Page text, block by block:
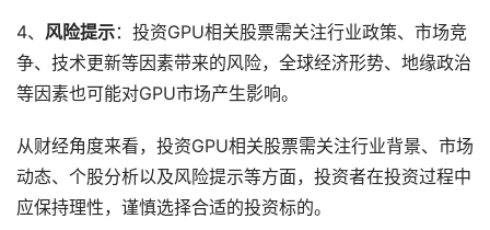
4、 风险提示：投资GPU相关股票需关注行业政策、市场竞
争、技术更新等因素带来的风险，全球经济形势、地缘政治
等因素也可能对GPU市场产生影响。
从财经角度来看，投资GPU相关股票需关注行业背景、市场
动态、个股分析以及风险提示等方面，投资者在投资过程中
应保持理性，谨慎选择合适的投资标的。